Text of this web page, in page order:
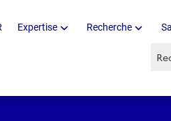
Expertise Recherche